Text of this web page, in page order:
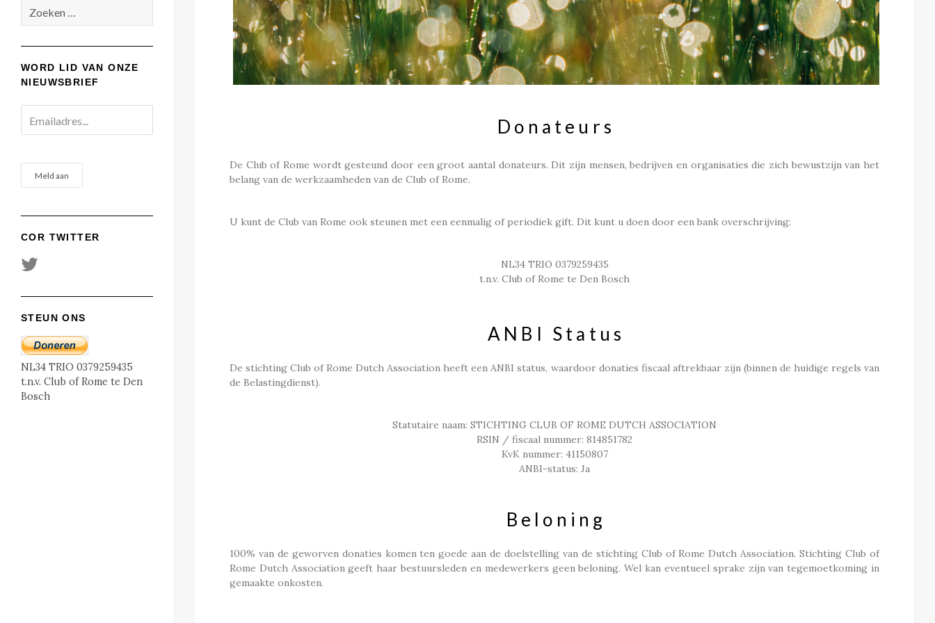
WORD LID VAN ONZE
NIEUWSBRIEF
COR TWITTER
STEUN ONS
NL34 TRIO 0379259435
t.n.v. Club of Rome te Den
Bosch
Donateurs
De Club of Rome wordt gesteund door een groot aantal donateurs. Dit zijn mensen, bedrijven en organisaties die zich bewustzijn van het
belang van de werkzaamheden van de Club of Rome.
U kunt de Club van Rome ook steunen met een eenmalig of periodiek gift. Dit kunt u doen door een bank overschrijving:
NL34 TRIO 0379259435
t.n.v. Club of Rome te Den Bosch
ANBI Status
De stichting Club of Rome Dutch Association heeft een ANBI status, waardoor donaties fiscaal aftrekbaar zijn (binnen de huidige regels van
de Belastingdienst).
Statutaire naam: STICHTING CLUB OF ROME DUTCH ASSOCIATION
RSIN / fiscaal nummer: 814851782
KvK nummer: 41150807
ANBI-status: Ja
Beloning
100% van de geworven donaties komen ten goede aan de doelstelling van de stichting Club of Rome Dutch Association. Stichting Club of
Rome Dutch Association geeft haar bestuursleden en medewerkers geen beloning. Wel kan eventueel sprake zijn van tegemoetkoming in
gemaakte onkosten.